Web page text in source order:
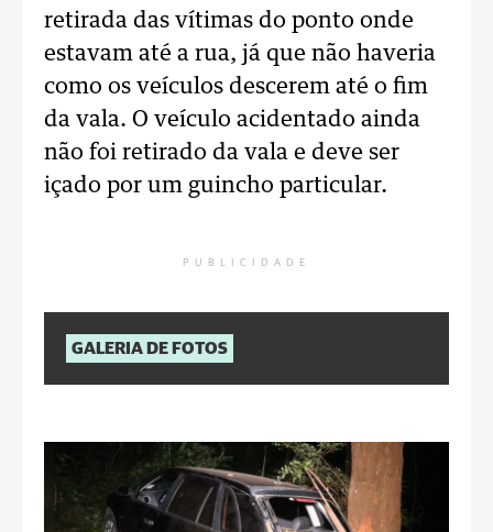
retirada das vítimas do ponto onde
estavam até a rua, já que não haveria
como os veículos descerem até o fim
da vala. O veículo acidentado ainda
não foi retirado da vala e deve ser
içado por um guincho particular.
PUBLICIDADE
GALERIA DE FOTOS